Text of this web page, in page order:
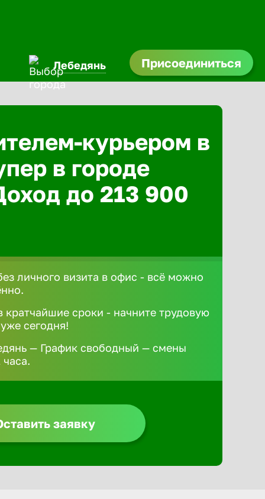
Лебедянь Присоединиться
курьером в
в городе
до 213 900
личного визита в офис - всё можно
сроки - начните трудовую
сегодня!
— График свободный — смены
заявку